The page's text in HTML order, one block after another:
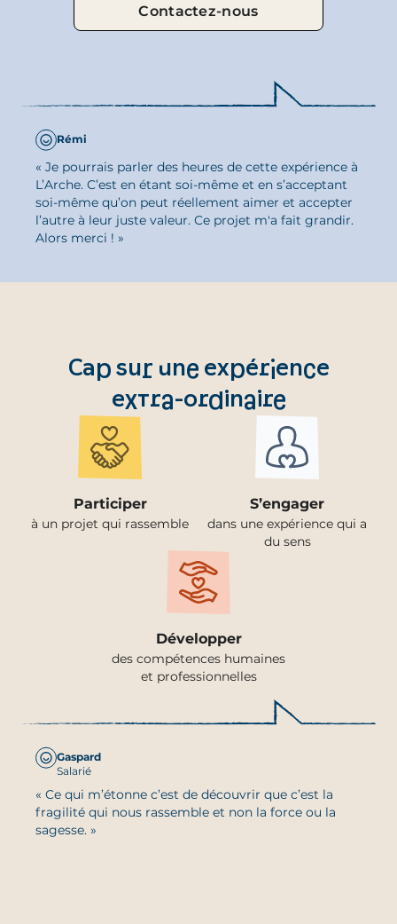
Contactez-nous
Rémi
« Je pourrais parler des heures de cette expérience à
L’Arche. C’est en étant soi-même et en s’acceptant
soi-même qu’on peut réellement aimer et accepter
l’autre à leur juste valeur. Ce projet m'a fait grandir.
Alors merci ! »
Cap sur une expérience
extra-ordinaire
Participer
à un projet qui rassemble
S’engager
dans une expérience qui a
du sens
Développer
des compétences humaines
et professionnelles
Gaspard
Salarié
« Ce qui m’étonne c’est de découvrir que c’est la
fragilité qui nous rassemble et non la force ou la
sagesse. »